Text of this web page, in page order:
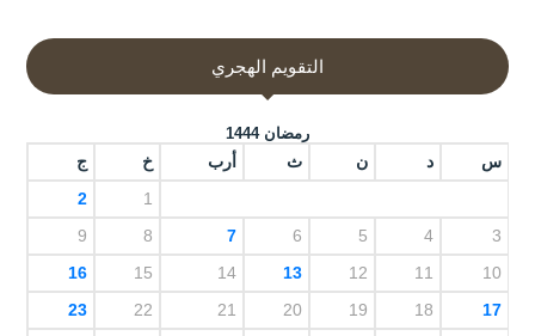
التقويم الهجري
رمضان 1444
س د ن ث أرب خ ج
1
2
3
4
5
6
7
8
9
10
11
12
13
14
15
16
17
18
19
20
21
22
23